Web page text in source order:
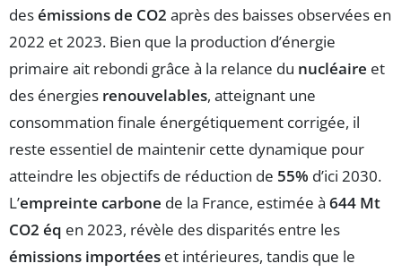
desémissions de CO2 après des baisses observées en
2022 et 2023. Bien que la production d’énergie
primaire ait rebondi grâce à la relance du nucléaire et
des énergies renouvelables, atteignant une
consommation finale énergétiquement corrigée, il
reste essentiel de maintenir cette dynamique pour
atteindre les objectifs de réduction de 55% d’ici 2030.
L’empreinte carbone de la France, estimée à 644 Mt
CO2 éq en 2023, révèle des disparités entre les
émissions importées et intérieures, tandis que le